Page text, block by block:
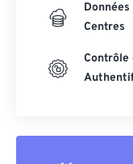
Centres
Contrôle